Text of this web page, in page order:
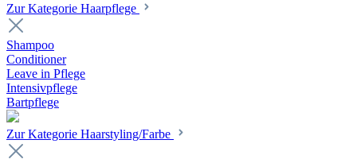
Zur Kategorie Haarpflege
Shampoo
Conditioner
Leave in Pflege
Intensivpflege
Bartpflege
Zur Kategorie Haarstyling/Farbe